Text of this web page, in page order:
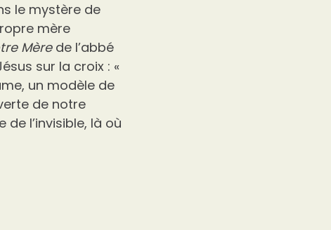
le mystère de
mère
Mèrede l’abbé
sur la croix : «
un modèle de
de notre
l’invisible, là où